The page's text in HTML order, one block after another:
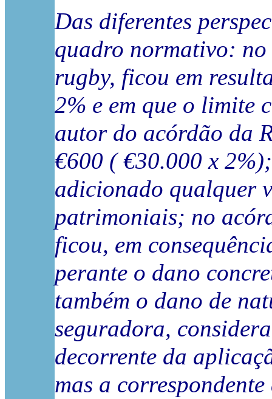
Das diferentes
quadro normativo:
rugby, ficou em
2% e em que o limite
autor do acórdão da
€600 ( €30.000 x
adicionado qualquer
patrimoniais; no
ficou, em
perante o dano
também o dano de
seguradora,
decorrente da
mas a